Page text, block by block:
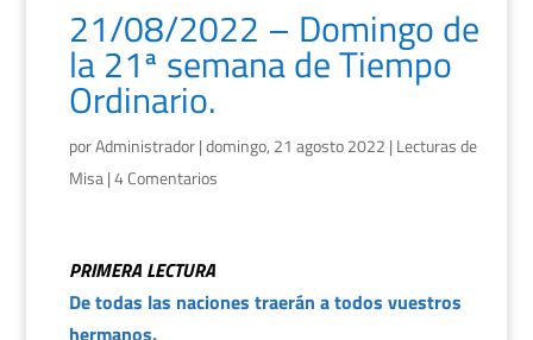
21/08/2022 – Domingo de
la 21ª semana de Tiempo
Ordinario.
porAdministrador|domingo, 21 agosto 2022 | Lecturas de
Misa|4 Comentarios
PRIMERA LECTURA
De todas las naciones traerán a todos vuestros
hermanos.